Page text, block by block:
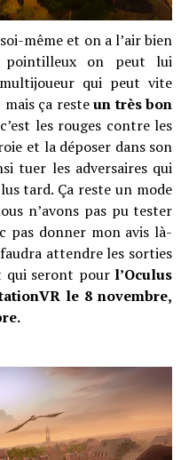
même et on a l’air bien
on peut lui
qui peut vite
mais ça resteun très bon
les rouges contre les
et la déposer dans son
tuer les adversaires qui
tard. Ça reste un mode
n’avons pas pu tester
pas donner mon avis là-
attendre les sorties
qui seront pour l’Oculus
le 8 novembre,